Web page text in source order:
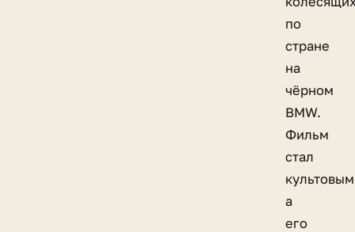
по
стране
на
чёрном
BMW.
Фильм
стал
а
его